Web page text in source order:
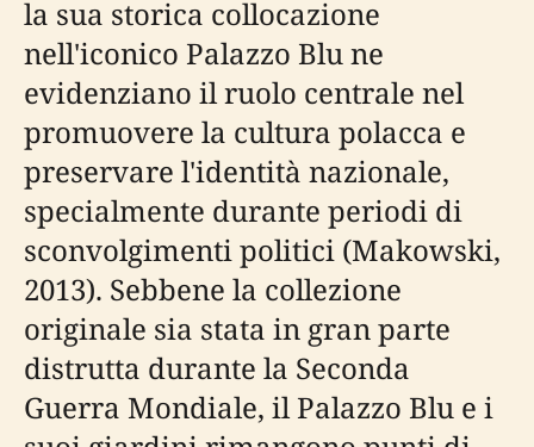
la sua storica collocazione
nell'iconico Palazzo Blu ne
evidenziano il ruolo centrale nel
promuovere la cultura polacca e
preservare l'identità nazionale,
specialmente durante periodi di
sconvolgimenti politici (Makowski,
2013). Sebbene la collezione
originale sia stata in gran parte
distrutta durante la Seconda
Guerra Mondiale, il Palazzo Blu e i